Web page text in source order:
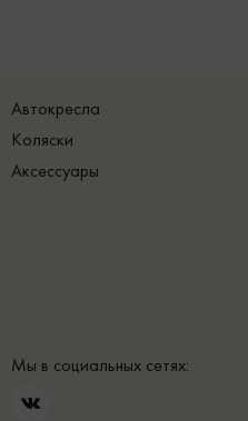
Автокресла
Коляски
Аксессуары
Мы в социальных сетях: